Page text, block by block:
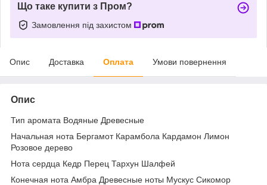
Що таке купити з Пром?
Замовлення під захистом
Опис Доставка Оплата Умови повернення
Опис
Тип аромата Водяные Древесные
Начальная нота Бергамот Карамбола Кардамон Лимон
Розовое дерево
Нота сердца Кедр Перец Тархун Шалфей
Конечная нота Амбра Древесные ноты Мускус Сикомор